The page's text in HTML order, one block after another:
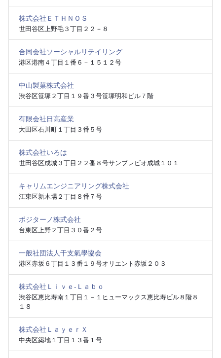
株式会社ＥＴＨＮＯＳ
世田谷区上野毛３丁目２２－８
合同会社ソーシャルリテイリング
港区港南４丁目１番６－１５１２号
中山製菓株式会社
渋谷区笹塚２丁目１９番３号笹塚明和ビル７階
有限会社日高産業
大田区石川町１丁目３番５号
株式会社いろは
世田谷区成城３丁目２２番８号サンプレビオ成城１０１
キャリムエンジニアリング株式会社
江東区新木場２丁目８番７号
ポジターノ株式会社
台東区上野２丁目３０番２号
一般社団法人干支氣學協会
港区赤坂６丁目１３番１９号オリエント赤坂２０３
株式会社Ｌｉｖｅ‐Ｌａｂｏ
渋谷区恵比寿南１丁目１－１ヒューマックス恵比寿ビル８階８
１８
株式会社ＬａｙｅｒＸ
中央区築地１丁目１３番１号